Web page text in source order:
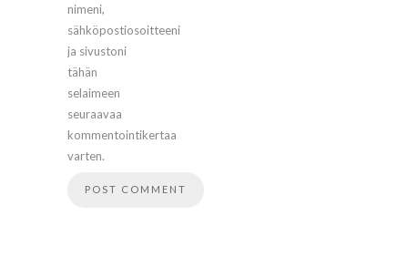
nimeni,
sähköpostiosoitteeni
ja sivustoni
tähän
selaimeen
seuraavaa
kommentointikertaa
varten.